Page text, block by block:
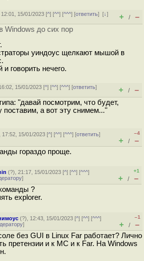
12:01, 15/01/2023 [^] [^^] [^^^] [ответить][↓]
+ / –
Windows до сих пор
уиндоус щелкают мышой в
и говорить нечего.
15/01/2023 [^] [^^] [^^^] [ответить]
+ / –
"давай посмотрим, что будет,
поставим, а вот эту снимем..."
17:52, 15/01/2023 [^] [^^] [^^^] [ответить]
–4
+ / –
гораздо проще.
(?), 21:17, 15/01/2023 [^] [^^] [^^^]
]
+1
+ / –
?
explorer.
(?), 12:43, 15/01/2023 [^] [^^] [^^^]
]
–1
+ / –
без GUI в Linux Far работает? Лично
претензии и к MC и к Far. На Windows